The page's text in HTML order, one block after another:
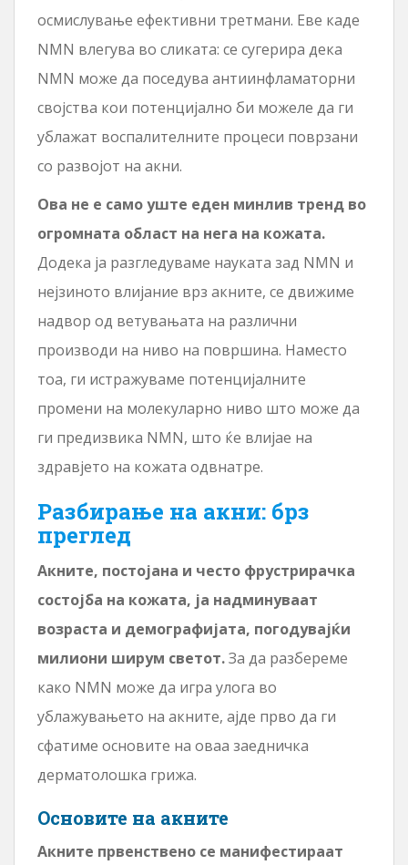
осмислување ефективни третмани. Еве каде
NMN влегува во сликата: се сугерира дека
NMN може да поседува антиинфламаторни
својства кои потенцијално би можеле да ги
ублажат воспалителните процеси поврзани
со развојот на акни.
Ова не е само уште еден минлив тренд во
огромната област на нега на кожата.
Додека ја разгледуваме науката зад NMN и
нејзиното влијание врз акните, се движиме
надвор од ветувањата на различни
производи на ниво на површина. Наместо
тоа, ги истражуваме потенцијалните
промени на молекуларно ниво што може да
ги предизвика NMN, што ќе влијае на
здравјето на кожата одвнатре.
Разбирање на акни: брз
преглед
Акните, постојана и често фрустрирачка
состојба на кожата, ја надминуваат
возраста и демографијата, погодувајќи
милиони ширум светот.За да разбереме
како NMN може да игра улога во
ублажувањето на акните, ајде прво да ги
сфатиме основите на оваа заедничка
дерматолошка грижа.
Основите на акните
Акните првенствено се манифестираат